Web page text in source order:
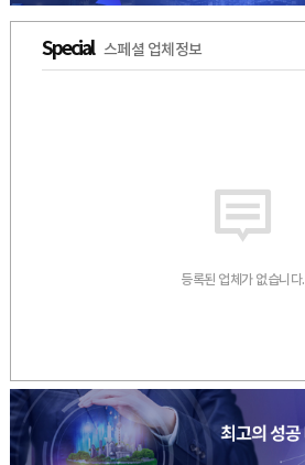
Special 스페셜 업체정보
등록된 업체가 없습니다.